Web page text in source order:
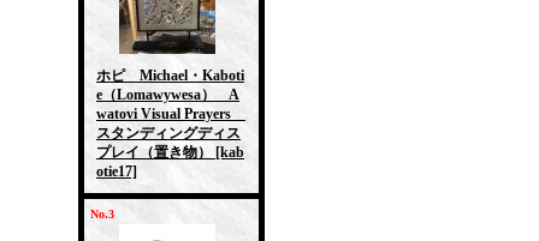
ホピ Michael・Kaboti
e（Lomawywesa） A
watovi Visual Prayers
スタンディングディス
プレイ（置き物）
[kab
otie17]
No.3